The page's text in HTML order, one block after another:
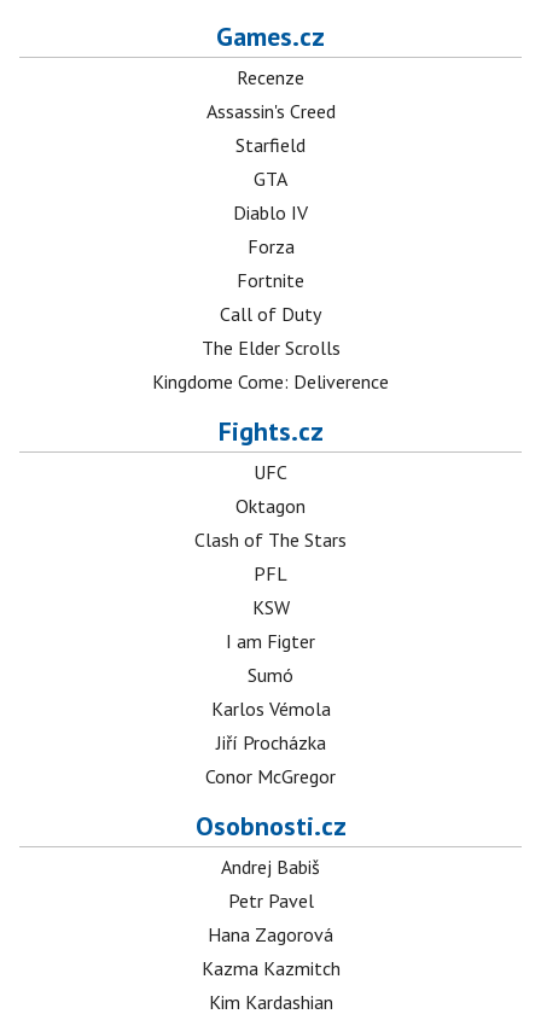
Games.cz
Recenze
Assassin's Creed
Starfield
GTA
Diablo IV
Forza
Fortnite
Call of Duty
The Elder Scrolls
Kingdome Come: Deliverence
Fights.cz
UFC
Oktagon
Clash of The Stars
PFL
KSW
I am Figter
Sumó
Karlos Vémola
Jiří Procházka
Conor McGregor
Osobnosti.cz
Andrej Babiš
Petr Pavel
Hana Zagorová
Kazma Kazmitch
Kim Kardashian